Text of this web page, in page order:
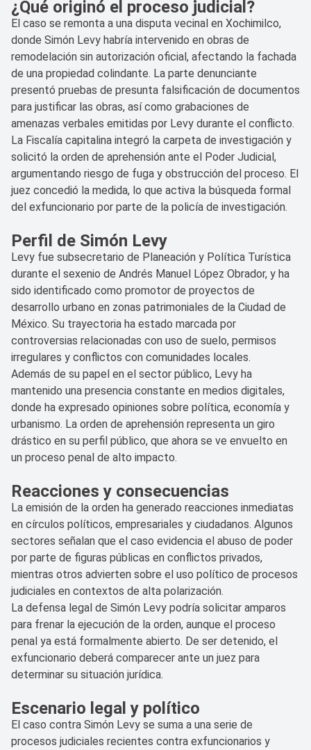
¿Qué originó el proceso judicial?
El caso se remonta a una disputa vecinal en Xochimilco,
donde Simón Levy habría intervenido en obras de
remodelación sin autorización oficial, afectando la fachada
de una propiedad colindante. La parte denunciante
presentó pruebas de presunta falsificación de documentos
para justificar las obras, así como grabaciones de
amenazas verbales emitidas por Levy durante el conflicto.
La Fiscalía capitalina integró la carpeta de investigación y
solicitó la orden de aprehensión ante el Poder Judicial,
argumentando riesgo de fuga y obstrucción del proceso. El
juez concedió la medida, lo que activa la búsqueda formal
del exfuncionario por parte de la policía de investigación.
Perfil de Simón Levy
Levy fue subsecretario de Planeación y Política Turística
durante el sexenio de Andrés Manuel López Obrador, y ha
sido identificado como promotor de proyectos de
desarrollo urbano en zonas patrimoniales de la Ciudad de
México. Su trayectoria ha estado marcada por
controversias relacionadas con uso de suelo, permisos
irregulares y conflictos con comunidades locales.
Además de su papel en el sector público, Levy ha
mantenido una presencia constante en medios digitales,
donde ha expresado opiniones sobre política, economía y
urbanismo. La orden de aprehensión representa un giro
drástico en su perfil público, que ahora se ve envuelto en
un proceso penal de alto impacto.
Reacciones y consecuencias
La emisión de la orden ha generado reacciones inmediatas
en círculos políticos, empresariales y ciudadanos. Algunos
sectores señalan que el caso evidencia el abuso de poder
por parte de figuras públicas en conflictos privados,
mientras otros advierten sobre el uso político de procesos
judiciales en contextos de alta polarización.
La defensa legal de Simón Levy podría solicitar amparos
para frenar la ejecución de la orden, aunque el proceso
penal ya está formalmente abierto. De ser detenido, el
exfuncionario deberá comparecer ante un juez para
determinar su situación jurídica.
Escenario legal y político
El caso contra Simón Levy se suma a una serie de
procesos judiciales recientes contra exfuncionarios y